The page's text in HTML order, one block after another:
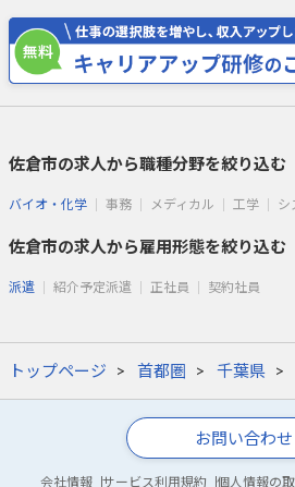
佐倉市の求人から職種分野を絞り込む
バイオ・化学 事務 メディカル 工学 シ
佐倉市の求人から雇用形態を絞り込む
派遣 紹介予定派遣 正社員 契約社員
トップページ 首都圏 千葉県
お問い合わせ
会社情報 サービス利用規約 個人情報の